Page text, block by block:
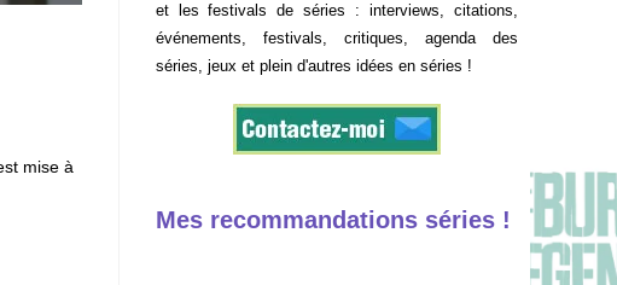
mise à
et les festivals de séries : interviews, citations,
événements, festivals, critiques, agenda des
séries, jeux et plein d'autres idées en séries !
Mes recommandations séries !